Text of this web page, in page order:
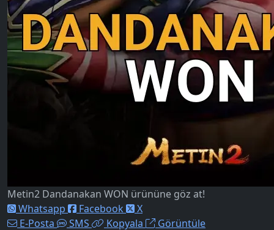
Metin2 Dandanakan WON ürününe göz at!
Whatsapp
Facebook
X
E-Posta
SMS Kopyala Görüntüle